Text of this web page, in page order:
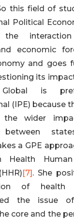
this field of
Political
the
economic
and goes
its
Global is
(IPE) because
the wider
between
a GPE
Health Human
[7]. She
of health
the issue
core and the